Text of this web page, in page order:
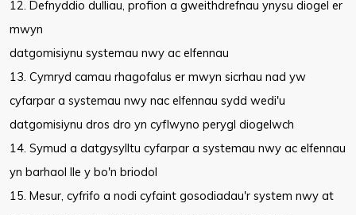
12. Defnyddio dulliau, profion a gweithdrefnau ynysu diogel er
mwyn
datgomisiynu systemau nwy ac elfennau
13. Cymryd camau rhagofalus er mwyn sicrhau nad yw
cyfarpar a systemau nwy nac elfennau sydd wedi'u
datgomisiynu dros dro yn cyflwyno perygl diogelwch
14. Symud a datgysylltu cyfarpar a systemau nwy ac elfennau
yn barhaol lle y bo'n briodol
15. Mesur, cyfrifo a nodi cyfaint gosodiadau'r system nwy at